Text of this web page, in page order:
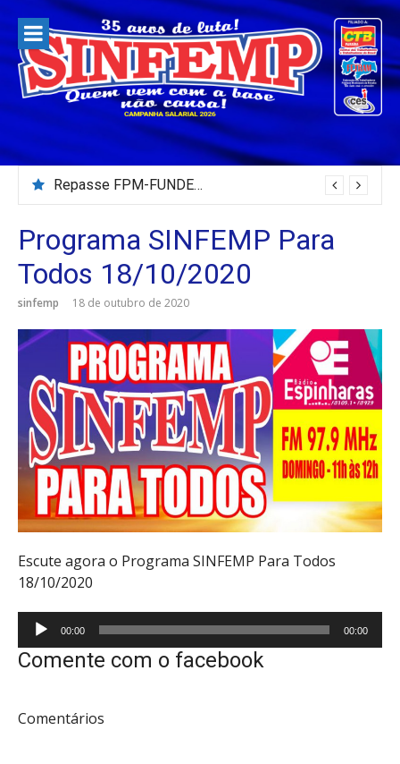
para
conteúdo
Repasse FPM-FUNDEB – Julho/2026
Programa SINFEMP Para
Todos 18/10/2020
sinfemp 18 de outubro de 2020
Escute agora o Programa SINFEMP Para Todos
18/10/2020
Tocador
de
áudio
00:00 00:00
Comente com o facebook
Comentários